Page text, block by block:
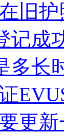
旧
记成
多长
更